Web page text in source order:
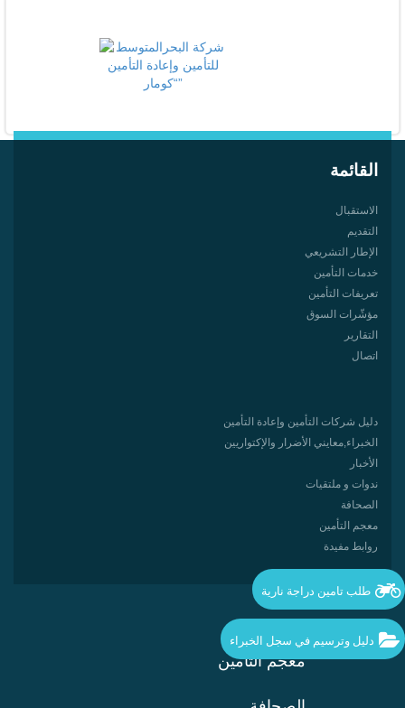
القائمة
الاستقبال
التقديم
الإطار التشريعي
خدمات التأمين
تعريفات التأمين
مؤشّرات السوق
التقارير
اتصال
دليل شركات التأمين وإعادة التأمين
الخبراء,معایني الأضرار والإكتواريين
الأخبار
ندوات و ملتقيات
الصحافة
معجم التأمين
روابط مفيدة
معجم التأمين
طلب تامين دراجة نارية
دليل وترسيم في سجل الخبراء